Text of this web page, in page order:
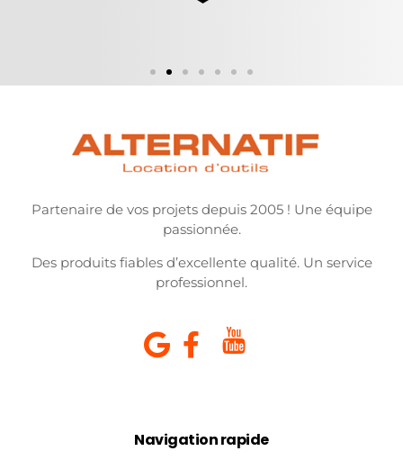
Partenaire de vos projets depuis 2005 ! Une équipe
passionnée.
Des produits fiables d’excellente qualité. Un service
professionnel.
Navigation rapide